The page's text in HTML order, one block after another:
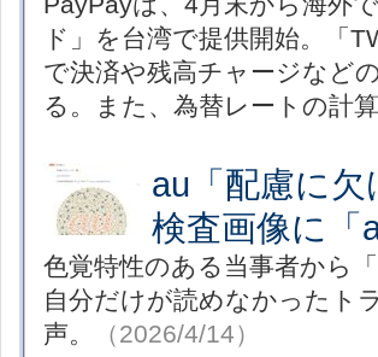
ド」を台湾で提供開始。「
で決済や残高チャージなど
る。また、為替レートの計
au「配慮に
検査画像に「
色覚特性のある当事者から
自分だけが読めなかったト
声。
（2026/4/14）